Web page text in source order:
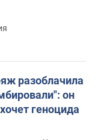
разоблачила
он
геноцида